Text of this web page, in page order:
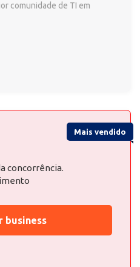
comunidade de TI em
Mais vendido
concorrência.
business